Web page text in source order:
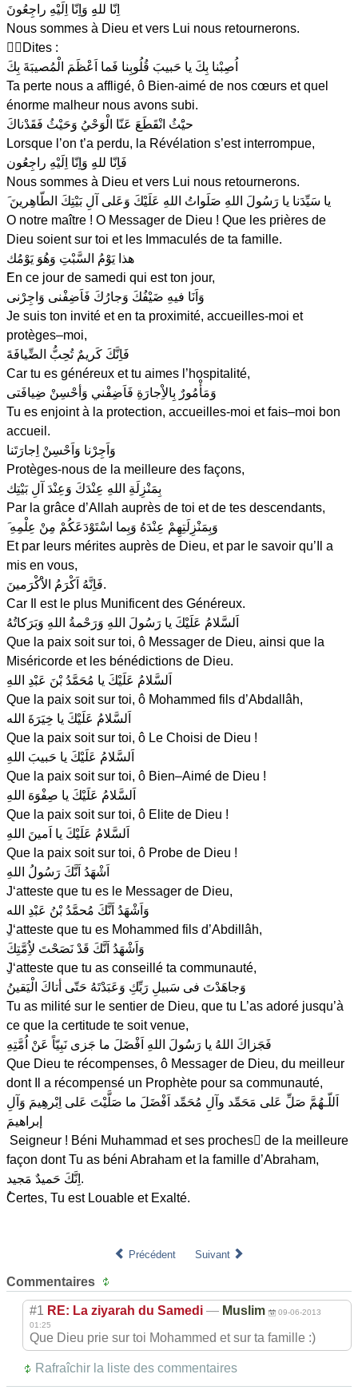
اِنّا للهِِ وَاِنّا اِلَيْهِ راجِعُونَ
Nous sommes à Dieu et vers Lui nous retournerons.
Dites :
اُصِبْنا بِكَ يا حَبيبَ قُلُوبِنا فَما اَعْظَمَ الْمُصيبَةَ بِكَ
Ta perte nous a affligé, ô Bien-aimé de nos cœurs et quel
énorme malheur nous avons subi.
حيَْثُ انْقَطَعَ عَنّا الْوَحْيُ وَحَيْثُ فَقَدْناكَ
Lorsque l’on t’a perdu, la Révélation s’est interrompue,
فَاِنّا للهِِ وَاِنّا اِلَيْهِ راجِعُون
Nous sommes à Dieu et vers Lui nous retournerons.
َ يا سَيِّدَنا يا رَسُولَ اللهِ صَلَواتُ اللهِ عَلَيْكَ وَعَلى آلِ بَيْتِكَ الطّاهِرينَ
O notre maître ! O Messager de Dieu ! Que les prières de
Dieu soient sur toi et les Immaculés de ta famille.
هذا يَوْمُ السَّبْتِ وَهُوَ يَوْمُك
َEn ce jour de samedi qui est ton jour,
وَاَنَا فيهِ ضَيْفُكَ وَجارُكَ فَاَضِفْنى وَاجِرْنى
Je suis ton invité et en ta proximité, accueilles-moi et
protèges–moi,
فَاِنَّكَ كَريمٌ تُحِبُّ الضِّيافَةَ
Car tu es généreux et tu aimes l’hospitalité,
وَمَأْمُورٌ بِالاِْجارَةِ فَاَضِفْني وَأحْسِنْ ضِيافَتى
Tu es enjoint à la protection, accueilles-moi et fais–moi bon
accueil.
وَاَجِرْنا وَاَحْسِنْ اِجارَتَنا
Protèges-nous de la meilleure des façons,
بِمَنْزِلَةِ اللهِ عِنْدَكَ وَعِنْدَ آلِ بَيْتِك
Par la grâce d’Allah auprès de toi et de tes descendants,
َ وَبِمَنْزِلَتِهِمْ عِنْدَهُ وَبِما اسْتَوْدَعَكُمْ مِنْ عِلْمِهِ
Et par leurs mérites auprès de Dieu, et par le savoir qu’Il a
mis en vous,
فَاِنَّهُ اَكْرَمُ الاَْكْرَمينَ.
Car Il est le plus Munificent des Généreux.
اَلسَّلامُ عَلَيْكَ يا رَسُولَ اللهِ وَرَحْمةُ اللهِ وَبَرَكاتُهُ
Que la paix soit sur toi, ô Messager de Dieu, ainsi que la
Miséricorde et les bénédictions de Dieu.
اَلسَّلامُ عَلَيْكَ يا مُحَمَّدُ بْنَ عَبْدِ اللهِ
Que la paix soit sur toi, ô Mohammed fils d’Abdallâh,
اَلسَّلامُ عَلَيْكَ يا خِيَرَةَ الله
Que la paix soit sur toi, ô Le Choisi de Dieu !
اَلسَّلامُ عَلَيْكَ يا حَبيبَ اللهِ
Que la paix soit sur toi, ô Bien–Aimé de Dieu !
اَلسَّلامُ عَلَيْكَ يا صِفْوَهَ اللهِ
Que la paix soit sur toi, ô Elite de Dieu !
اَلسَّلامُ عَلَيْكَ يا اَمينَ اللهِ
Que la paix soit sur toi, ô Probe de Dieu !
اَشْهَدُ اَنَّكَ رَسُولُ اللهِ
J‘atteste que tu es le Messager de Dieu,
وَاَشْهَدُ اَنَّكَ مُحمَّدُ بْنُ عَبْدِ الله
ِJ‘atteste que tu es Mohammed fils d’Abdillâh,
وَاَشْهَدُ اَنَّكَ قَدْ نَصَحْتَ لاُِمَّتِكَ
ِJ‘atteste que tu as conseillé ta communauté,
وَجاهَدْتَ فى سَبيلِ رَبِّكِ وَعَبَدْتَهُ حَتّى أتاكَ الْيَقينُ
Tu as milité sur le sentier de Dieu, que tu L’as adoré jusqu’à
ce que la certitude te soit venue,
فَجَزاكَ اللهُ يا رَسُولَ اللهِ اَفْضَلَ ما جَزى نَبِيّاً عَنْ اُمَّتِهِ
Que Dieu te récompenses, ô Messager de Dieu, du meilleur
dont Il a récompensé un Prophète pour sa communauté,
اَللّـهُمَّ صَلِّ عَلى مَحَمِّد وآلِ مُحَمِّد اَفْضَلَ ما صَلَّيْتَ عَلى اِبْرهِيمَ وَآلِ
إبراهيمَ
Seigneur ! Béni Muhammad et ses proches َde la meilleure
façon dont Tu as béni Abraham et la famille d’Abraham,
اِنَّكَ حَميدٌ مَجيد.
ٌCertes, Tu est Louable et Exalté.
Précédent Suivant
Commentaires
#1 RE: La ziyarah du Samedi — Muslim
09-06-2013
01:25
Que Dieu prie sur toi Mohammed et sur ta famille :)
Rafraîchir la liste des commentaires